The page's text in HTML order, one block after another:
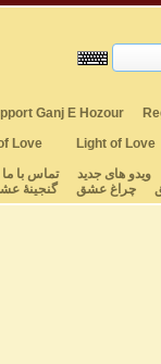
Ganj E Hozour
Love Light of Love
ویدو های جدید تماس با ما
چراغ عشق گنجینهٔ